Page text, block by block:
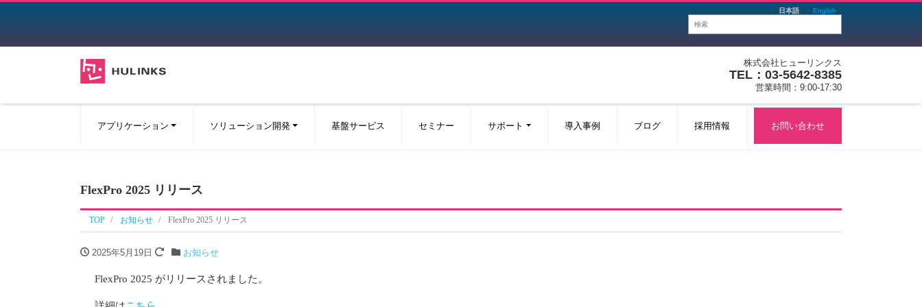
日本語 English
株式会社ヒューリンクス
TEL：03-5642-8385
営業時間：9:00-17:30
アプリケーション ソリューション開発 基盤サービス セミナー サポート 導入事例 ブログ 採用情報 お問い合わせ
FlexPro 2025 リリース
TOP お知らせ FlexPro 2025 リリース
2025年5月19日 お知らせ
FlexPro 2025 がリリースされました。